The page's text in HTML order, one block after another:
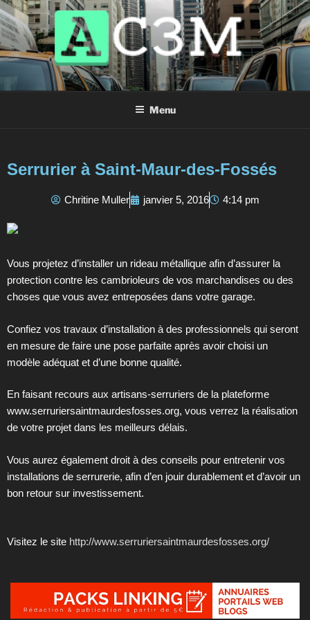
AC3M
Annuaire des meilleurs sites à visiter !
Menu
Serrurier à Saint-Maur-des-Fossés
Chritine Muller janvier 5, 2016 4:14 pm
Vous projetez d’installer un rideau métallique afin d’assurer la
protection contre les cambrioleurs de vos marchandises ou des
choses que vous avez entreposées dans votre garage.
Confiez vos travaux d’installation à des professionnels qui seront
en mesure de faire une pose parfaite après avoir choisi un
modèle adéquat et d’une bonne qualité.
En faisant recours aux artisans-serruriers de la plateforme
www.serruriersaintmaurdesfosses.org, vous verrez la réalisation
de votre projet dans les meilleurs délais.
Vous aurez également droit à des conseils pour entretenir vos
installations de serrurerie, afin d’en jouir durablement et d’avoir un
bon retour sur investissement.
Visitez le site http://www.serruriersaintmaurdesfosses.org/